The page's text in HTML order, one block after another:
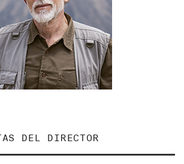
DEL DIRECTOR